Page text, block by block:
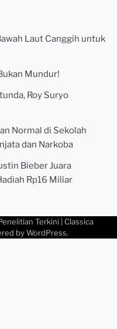
Laut Canggih untuk
Mundur!
Roy Suryo
Normal di Sekolah
dan Narkoba
Bieber Juara
Rp16 Miliar
Terkini | Classica
by WordPress.